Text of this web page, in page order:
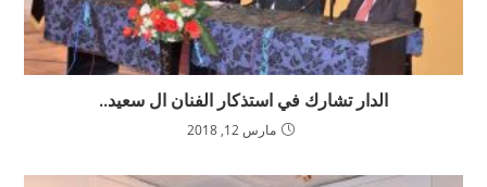
الدار تشارك في استذكار الفنان ال سعيد..
مارس 12, 2018